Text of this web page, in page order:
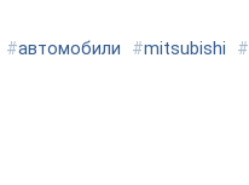
#автомобили #mitsubishi #